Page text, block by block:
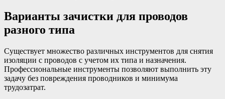
Варианты зачистки для проводов
разного типа
Существует множество различных инструментов для снятия
изоляции с проводов с учетом их типа и назначения.
Профессиональные инструменты позволяют выполнить эту
задачу без повреждения проводников и минимума
трудозатрат.